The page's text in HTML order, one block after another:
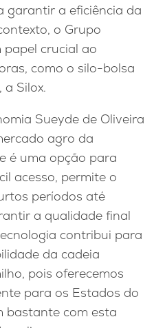
garantir a eficiência da
o Grupo
crucial ao
como o silo-bolsa
Silox.
Sueyde de Oliveira
agro da
é uma opção para
acesso, permite o
períodos até
a qualidade final
contribui para
da cadeia
pois oferecemos
para os Estados do
bastante com esta